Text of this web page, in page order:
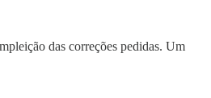
das correções pedidas. Um